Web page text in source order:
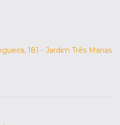
181 - Jardim Três Marias